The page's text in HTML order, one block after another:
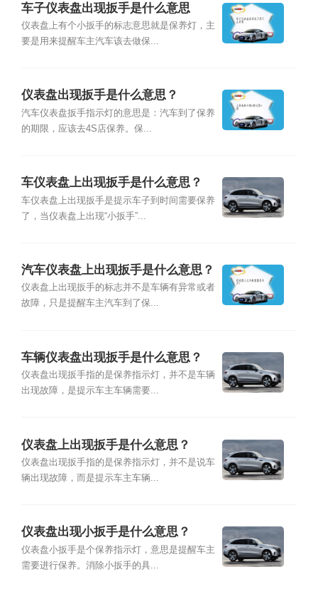
车子仪表盘出现扳手是什么意思
仪表盘上有个小扳手的标志意思就是保养灯，主
要是用来提醒车主汽车该去做保...
仪表盘出现扳手是什么意思？
汽车仪表盘扳手指示灯的意思是：汽车到了保养
的期限，应该去4S店保养。保...
车仪表盘上出现扳手是什么意思？
车仪表盘上出现扳手是提示车子到时间需要保养
了，当仪表盘上出现“小扳手”...
汽车仪表盘上出现扳手是什么意思？
仪表盘上出现扳手的标志并不是车辆有异常或者
故障，只是提醒车主汽车到了保...
车辆仪表盘出现扳手是什么意思？
仪表盘出现扳手指的是保养指示灯，并不是车辆
出现故障，是提示车主车辆需要...
仪表盘上出现扳手是什么意思？
仪表盘出现扳手指的是保养指示灯，并不是说车
辆出现故障，而是提示车主车辆...
仪表盘出现小扳手是什么意思？
仪表盘小扳手是个保养指示灯，意思是提醒车主
需要进行保养。消除小扳手的具...